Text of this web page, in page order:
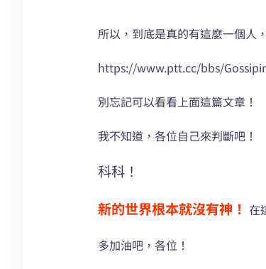
所以，到底是真的有這麼一個人
https://www.ptt.cc/bbs/
別忘記可以看看上面這篇文章！
我不知道，各位自己來判斷吧！
科科！
新的世界根本就沒有神！ 在
多加油吧，各位！